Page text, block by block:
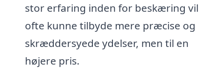
stor erfaring inden for beskæring vil
ofte kunne tilbyde mere præcise og
skræddersyede ydelser, men til en
højere pris.